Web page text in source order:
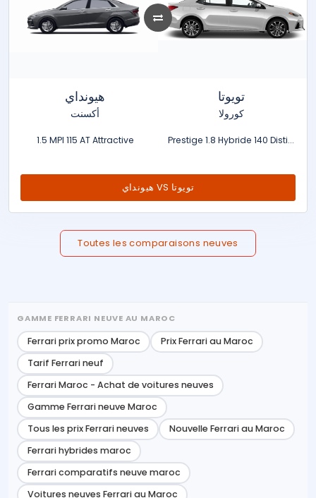
هيونداي
أكسنت
1.5 MPI 115 AT Attractive
تويوتا
كورولا
Prestige 1.8 Hybride 140 Disti...
هيونداي VS تويوتا
Toutes les comparaisons neuves
GAMME FERRARI NEUVE AU MAROC
Ferrari prix promo Maroc
Prix Ferrari au Maroc
Tarif Ferrari neuf
Ferrari Maroc - Achat de voitures neuves
Gamme Ferrari neuve Maroc
Tous les prix Ferrari neuves
Nouvelle Ferrari au Maroc
Ferrari hybrides maroc
Ferrari comparatifs neuve maroc
Voitures neuves Ferrari au Maroc